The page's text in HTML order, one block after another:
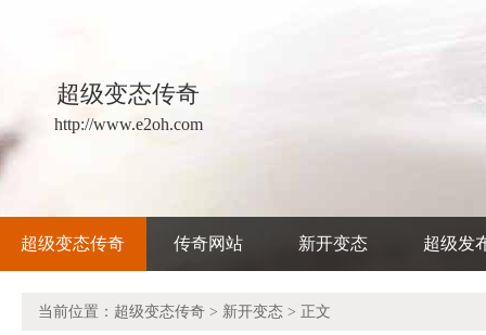
超级变态传奇
http://www.e2oh.com
超级变态传奇 传奇网站 新开变态 超级发
当前位置： 超级变态传奇 > 新开变态 > 正文